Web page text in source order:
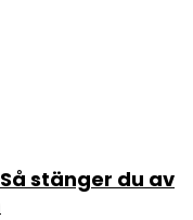
stänger du av